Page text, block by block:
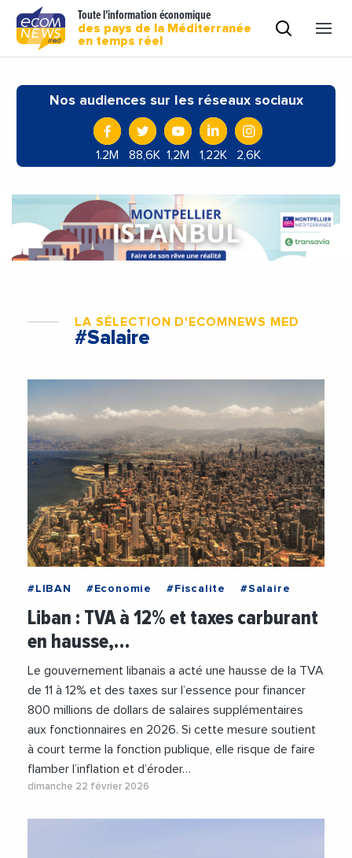
Toute l'information économique
des pays de la Méditerranée
en temps réel
Nos audiences sur les réseaux sociaux
1.2M 88,6K 1,2M 1,22K 2,6K
LA SÉLECTION D'ECOMNEWS MED
#Salaire
#LIBAN #Economie #Fiscalite #Salaire
Liban : TVA à 12% et taxes carburant
en hausse,…
Le gouvernement libanais a acté une hausse de la TVA
de 11 à 12% et des taxes sur l’essence pour financer
800 millions de dollars de salaires supplémentaires
aux fonctionnaires en 2026. Si cette mesure soutient
à court terme la fonction publique, elle risque de faire
flamber l’inflation et d’éroder…
dimanche 22 février 2026